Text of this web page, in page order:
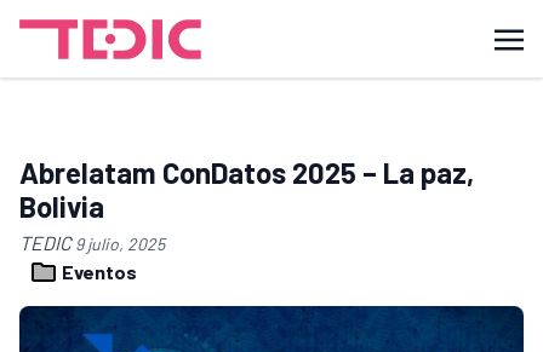
Abrelatam ConDatos 2025 – La paz,
Bolivia
TEDIC9 julio, 2025
Eventos